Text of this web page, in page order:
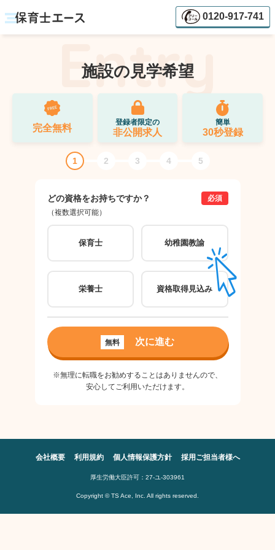
0120-917-741
施設の見学希望
完全無料
登録者限定の
非公開求人
簡単
30秒登録
1 2 3 4 5
どの資格をお持ちですか？
（複数選択可能）
必須
保育士 幼稚園教諭
栄養士 資格取得見込み
無料 次に進む
※無理に転職をお勧めすることはありませんので、
安心してご利用いただけます。
会社概要 利用規約 個人情報保護方針 採用ご担当者様へ
厚生労働大臣許可：27-ユ-303961
Copyright © TS Ace, Inc. All rights reserved.